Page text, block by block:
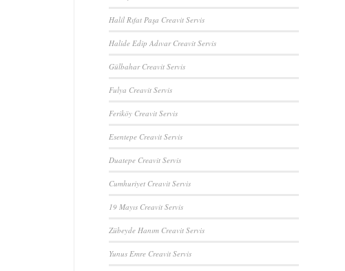
Halil Rıfat Paşa Creavit Servis
Halide Edip Adıvar Creavit Servis
Gülbahar Creavit Servis
Fulya Creavit Servis
Feriköy Creavit Servis
Esentepe Creavit Servis
Duatepe Creavit Servis
Cumhuriyet Creavit Servis
19 Mayıs Creavit Servis
Zübeyde Hanım Creavit Servis
Yunus Emre Creavit Servis